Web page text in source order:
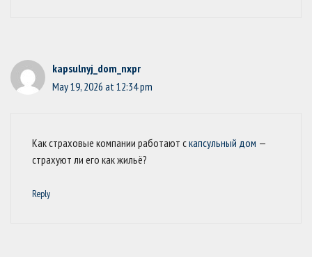
kapsulnyj_dom_nxpr
May 19, 2026 at 12:34 pm
Как страховые компании работают скапсульный дом —
страхуют ли его как жильё?
Reply